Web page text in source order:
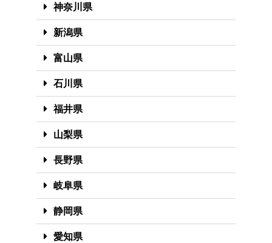
神奈川県
新潟県
富山県
石川県
福井県
山梨県
長野県
岐阜県
静岡県
愛知県